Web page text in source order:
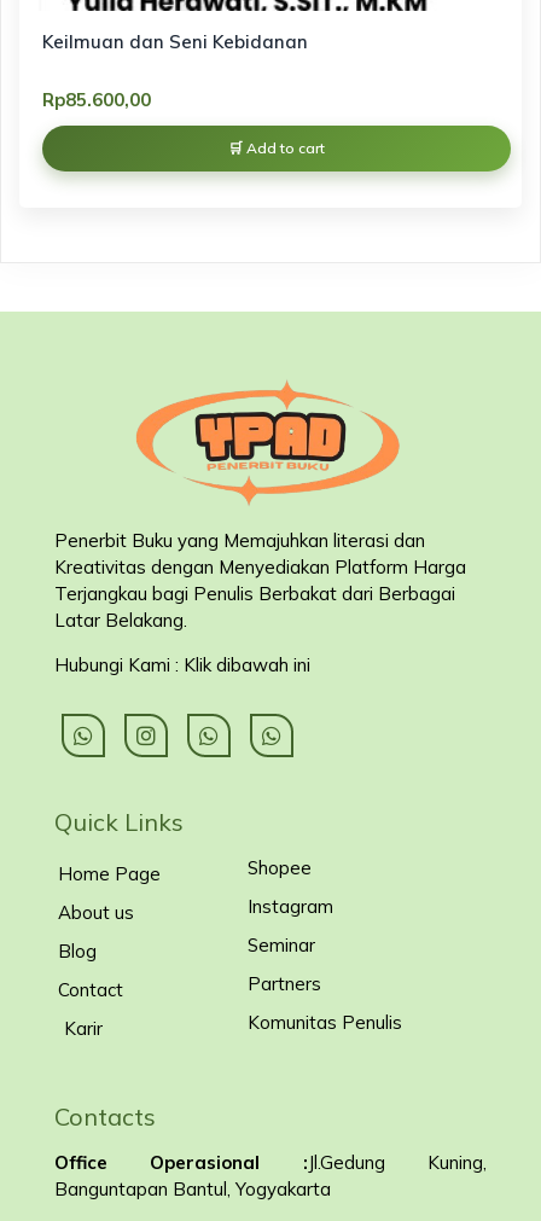
Keilmuan dan Seni Kebidanan
Rp85.600,00
Add to cart
Penerbit Buku yang Memajuhkan literasi dan
Kreativitas dengan Menyediakan Platform Harga
Terjangkau bagi Penulis Berbakat dari Berbagai
Latar Belakang.
Hubungi Kami : Klik dibawah ini
Quick Links
Home Page
About us
Blog
Contact
Karir
Shopee
Instagram
Seminar
Partners
Komunitas Penulis
Contacts
Office Operasional :Jl.Gedung Kuning,
Banguntapan Bantul, Yogyakarta